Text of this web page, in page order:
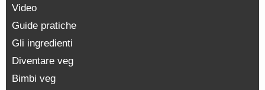
Video
Guide pratiche
Gli ingredienti
Diventare veg
Bimbi veg